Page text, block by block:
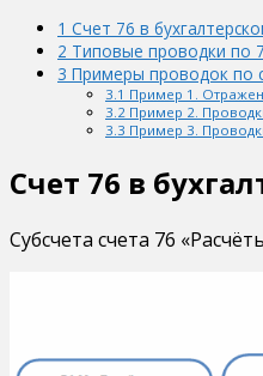
1 Счет 76 в
2 Типовые проводки по
3 Примеры проводок по
3.1 Пример 1.
3.2 Пример 2.
3.3 Пример 3.
Счет 76 в
Субсчета счета 76